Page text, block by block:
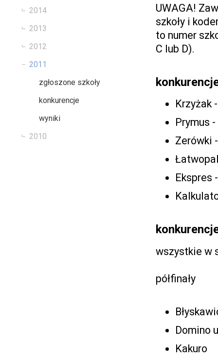
2014
2013
2012
2011
zgłoszone szkoły
konkurencje
wyniki
2010
UWAGA!
szkoły i
to numer
C lub D).
Krzyżak
Prymus
Zerówki
Ekspres
wszystkie w
półfinały
Domino
Kakuro